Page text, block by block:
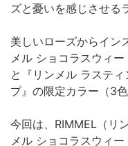
ズと憂いを感じさせる
美しいローズからイン
メル ショコラスウィ
と『リンメル ラステ
プ』の限定カラー（3色
今回は、RIMMEL（リ
メル ショコラスウィ